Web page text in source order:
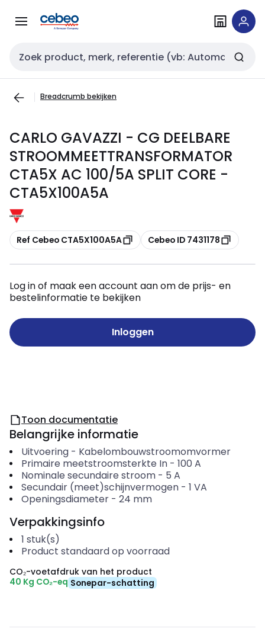
naar
naar
Zoekveld invoer
Breadcrumb bekijken
CARLO GAVAZZI - CG DEELBARE
STROOMMEETTRANSFORMATOR
CTA5X AC 100/5A SPLIT CORE -
CTA5X100A5A
Kopiëren
Ref Cebeo CTA5X100A5A Kopiëren
Cebeo ID 7431178
Log in of maak een account aan om de prijs- en
bestelinformatie te bekijken
Inloggen
Toon documentatie
Belangrijke informatie
Uitvoering- Kabelombouwstroomomvormer
Primaire meetstroomsterkte In- 100 A
Nominale secundaire stroom- 5 A
Secundair (meet)schijnvermogen- 1 VA
Openingsdiameter- 24 mm
Verpakkingsinfo
1 stuk(s)
Product standaard op voorraad
CO₂-voetafdruk van het product
40 Kg CO₂-eq Sonepar-schatting